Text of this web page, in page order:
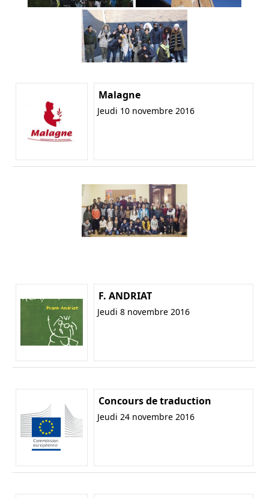
Malagne
Jeudi 10 novembre 2016
F. ANDRIAT
Jeudi 8 novembre 2016
Concours de traduction
Jeudi 24 novembre 2016